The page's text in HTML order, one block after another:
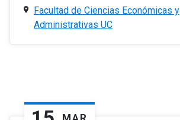
Facultad de Ciencias Económicas y
Administrativas UC